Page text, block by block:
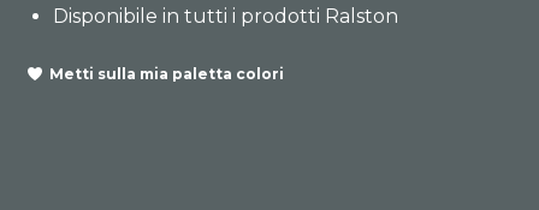
Disponibile in tutti i prodotti Ralston
Metti sulla mia paletta colori